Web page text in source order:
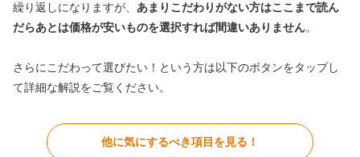
繰り返しになりますが、 あまりこだわりがない方はここまで読ん
だらあとは価格が安いものを選択すれば間違いありません。
さらにこだわって選びたい！という方は以下のボタンをタップし
て詳細な解説をご覧ください。
他に気にするべき項目を見る！